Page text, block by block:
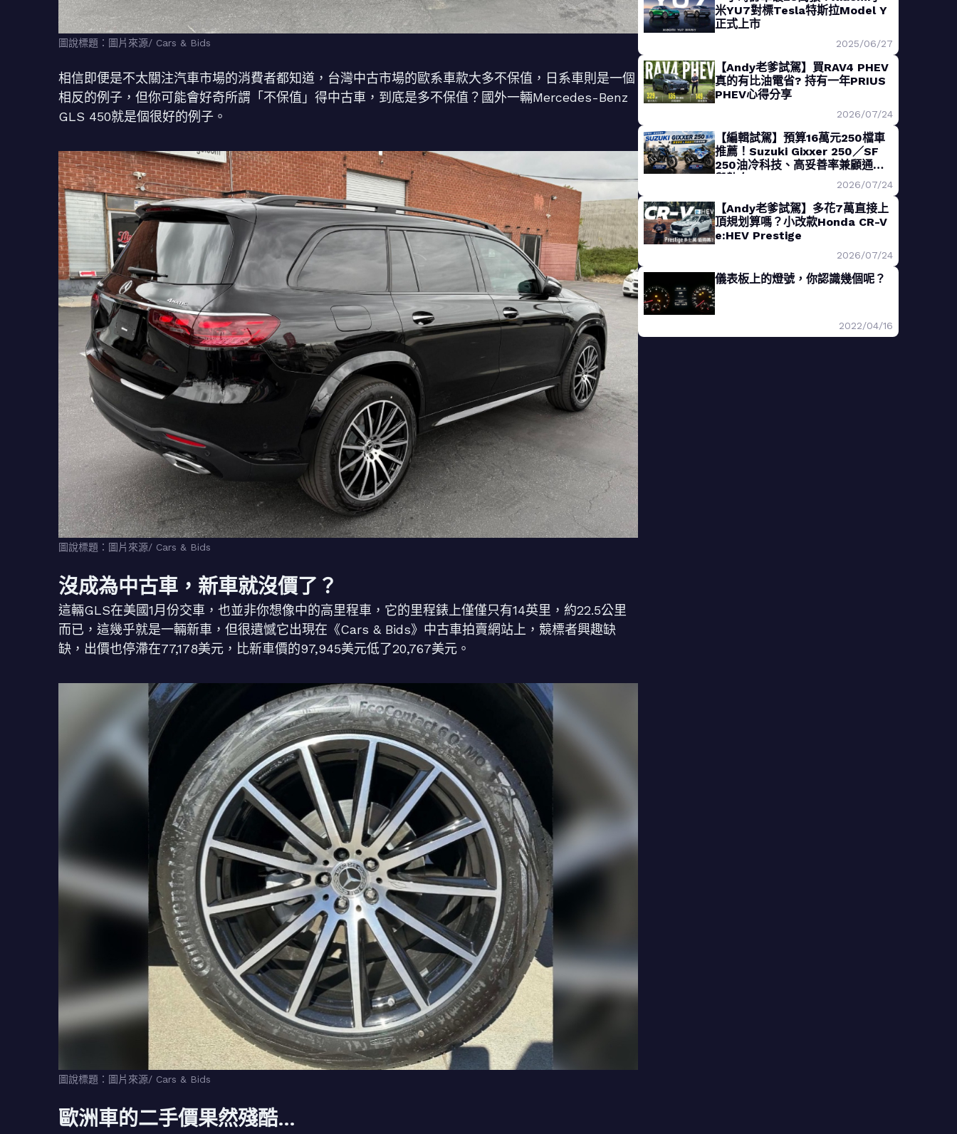
圖說標題：圖片來源/ Cars & Bids
相信即便是不太關注汽車市場的消費者都知道，台灣中古市場的歐系車款大多不保值，日系車則是一個
相反的例子，但你可能會好奇所謂「不保值」得中古車，到底是多不保值？國外一輛Mercedes-Benz
GLS 450就是個很好的例子。
圖說標題：圖片來源/ Cars & Bids
沒成為中古車，新車就沒價了？
這輛GLS在美國1月份交車，也並非你想像中的高里程車，它的里程錶上僅僅只有14英里，約22.5公里
而已，這幾乎就是一輛新車，但很遺憾它出現在《Cars & Bids》中古車拍賣網站上，競標者興趣缺
缺，出價也停滯在77,178美元，比新車價的97,945美元低了20,767美元。
圖說標題：圖片來源/ Cars & Bids
歐洲車的二手價果然殘酷…
米YU7對標Tesla特斯拉Model Y
正式上市
2025/06/27
【Andy老爹試駕】買RAV4 PHEV
真的有比油電省? 持有一年PRIUS
PHEV心得分享
2026/07/24
【編輯試駕】預算16萬元250檔車
推薦！Suzuki Gixxer 250／SF
250油冷科技、高妥善率兼顧通勤
與熱血
2026/07/24
【Andy老爹試駕】多花7萬直接上
頂規划算嗎？小改款Honda CR-V
e:HEV Prestige
2026/07/24
儀表板上的燈號，你認識幾個呢？
2022/04/16